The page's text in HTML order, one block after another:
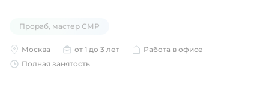
Прораб, мастер СМР
Москва от 1 до 3 лет
Работа в офисе
Полная занятость